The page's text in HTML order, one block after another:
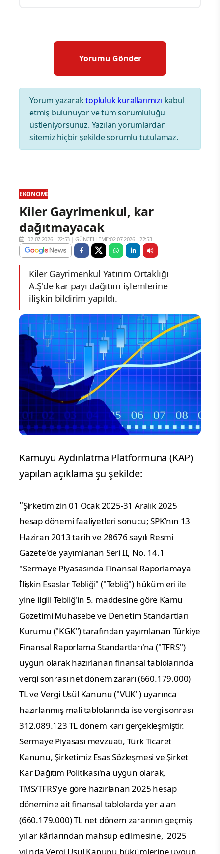
Yorum yazaraktopluluk kurallarımızı kabul
etmiş bulunuyor ve tüm sorumluluğu
üstleniyorsunuz. Yazılan yorumlardan
sitemiz hiçbir şekilde sorumlu tutulamaz.
EKONOMI
Kiler Gayrimenkul, kar
dağıtmayacak
02.07.2026 - 22:53 |GÜNCELLEME:02.07.2026 - 22:53
Kiler Gayrimenkul Yatırım Ortaklığı
A.Ş'de kar payı dağıtım işlemlerine
ilişkin bildirim yapıldı.
Kamuyu Aydınlatma Platformuna (KAP)
yapılan açıklama şu şekilde:
"Şirketimizin 01 Ocak 2025-31 Aralık 2025
hesap dönemi faaliyetleri sonucu;SPK'nın 13
Haziran 2013 tarih ve 28676 sayılı Resmi
Gazete'de yayımlanan Seri II, No. 14.1
"Sermaye Piyasasında Finansal Raporlamaya
İlişkin Esaslar Tebliği" ("Tebliğ") hükümleri ile
yine ilgili Tebliğ'in 5. maddesine göre Kamu
Gözetimi Muhasebe ve Denetim Standartları
Kurumu ("KGK") tarafından yayımlanan Türkiye
Finansal Raporlama Standartları'na ("TFRS")
uygun olarak hazırlanan finansal tablolarında
vergi sonrası net dönem zararı (660.179.000)
TL ve Vergi Usül Kanunu ("VUK") uyarınca
hazırlanmış mali tablolarında ise vergi sonrası
312.089.123 TL dönem karı gerçekleşmiştir.
Sermaye Piyasası mevzuatı, Türk Ticaret
Kanunu, Şirketimiz Esas Sözleşmesi ve Şirket
Kar Dağıtım Politikası'na uygun olarak,
TMS/TFRS'ye göre hazırlanan 2025 hesap
dönemine ait finansal tablolarda yer alan
(660.179.000) TL net dönem zararının geçmiş
yıllar kârlarından mahsup edilmesine,2025
yılında Vergi Usul Kanunu hükümlerine uygun